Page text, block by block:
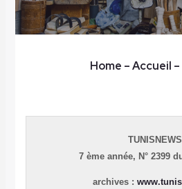
Home – Accueil –
TUNISNEWS
7 ème année, N° 2399
archives :